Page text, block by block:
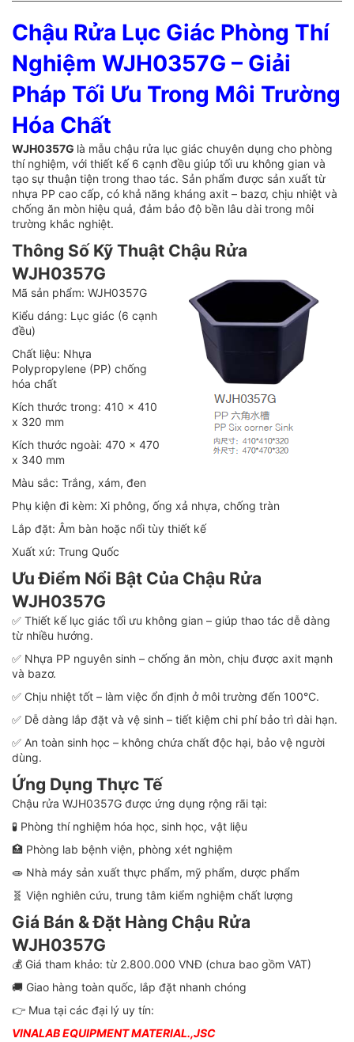
Chậu Rửa Lục Giác Phòng Thí
Nghiệm WJH0357G – Giải
Pháp Tối Ưu Trong Môi Trường
Hóa Chất
WJH0357G là mẫu chậu rửa lục giác chuyên dụng cho phòng
thí nghiệm, với thiết kế 6 cạnh đều giúp tối ưu không gian và
tạo sự thuận tiện trong thao tác. Sản phẩm được sản xuất từ
nhựa PP cao cấp, có khả năng kháng axit – bazơ, chịu nhiệt và
chống ăn mòn hiệu quả, đảm bảo độ bền lâu dài trong môi
trường khắc nghiệt.
Thông Số Kỹ Thuật Chậu Rửa
WJH0357G
Mã sản phẩm: WJH0357G
Kiểu dáng: Lục giác (6 cạnh
đều)
Chất liệu: Nhựa
Polypropylene (PP) chống
hóa chất
Kích thước trong: 410 x 410
x 320 mm
Kích thước ngoài: 470 x 470
x 340 mm
Màu sắc: Trắng, xám, đen
Phụ kiện đi kèm: Xi phông, ống xả nhựa, chống tràn
Lắp đặt: Âm bàn hoặc nổi tùy thiết kế
Xuất xứ: Trung Quốc
Ưu Điểm Nổi Bật Của Chậu Rửa
WJH0357G
✅ Thiết kế lục giác tối ưu không gian – giúp thao tác dễ dàng
từ nhiều hướng.
✅ Nhựa PP nguyên sinh – chống ăn mòn, chịu được axit mạnh
và bazơ.
✅ Chịu nhiệt tốt – làm việc ổn định ở môi trường đến 100°C.
✅ Dễ dàng lắp đặt và vệ sinh – tiết kiệm chi phí bảo trì dài hạn.
✅ An toàn sinh học – không chứa chất độc hại, bảo vệ người
dùng.
Ứng Dụng Thực Tế
Chậu rửa WJH0357G được ứng dụng rộng rãi tại:
🧪 Phòng thí nghiệm hóa học, sinh học, vật liệu
🏥 Phòng lab bệnh viện, phòng xét nghiệm
🧫 Nhà máy sản xuất thực phẩm, mỹ phẩm, dược phẩm
🧬 Viện nghiên cứu, trung tâm kiểm nghiệm chất lượng
Giá Bán & Đặt Hàng Chậu Rửa
WJH0357G
💰 Giá tham khảo: từ 2.800.000 VNĐ (chưa bao gồm VAT)
🚚 Giao hàng toàn quốc, lắp đặt nhanh chóng
👉 Mua tại các đại lý uy tín:
VINALAB EQUIPMENT MATERIAL.,JSC